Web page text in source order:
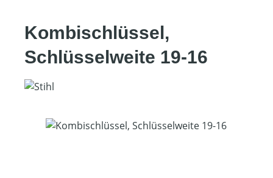
Kombischlüssel,
Schlüsselweite 19-16
Bildergalerie überspringen